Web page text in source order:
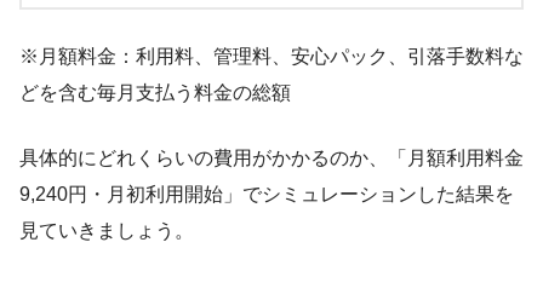
※月額料金：利用料、管理料、安心パック、引落手数料な
どを含む毎月支払う料金の総額
具体的にどれくらいの費用がかかるのか、「月額利用料金
9,240円・月初利用開始」でシミュレーションした結果を
見ていきましょう。